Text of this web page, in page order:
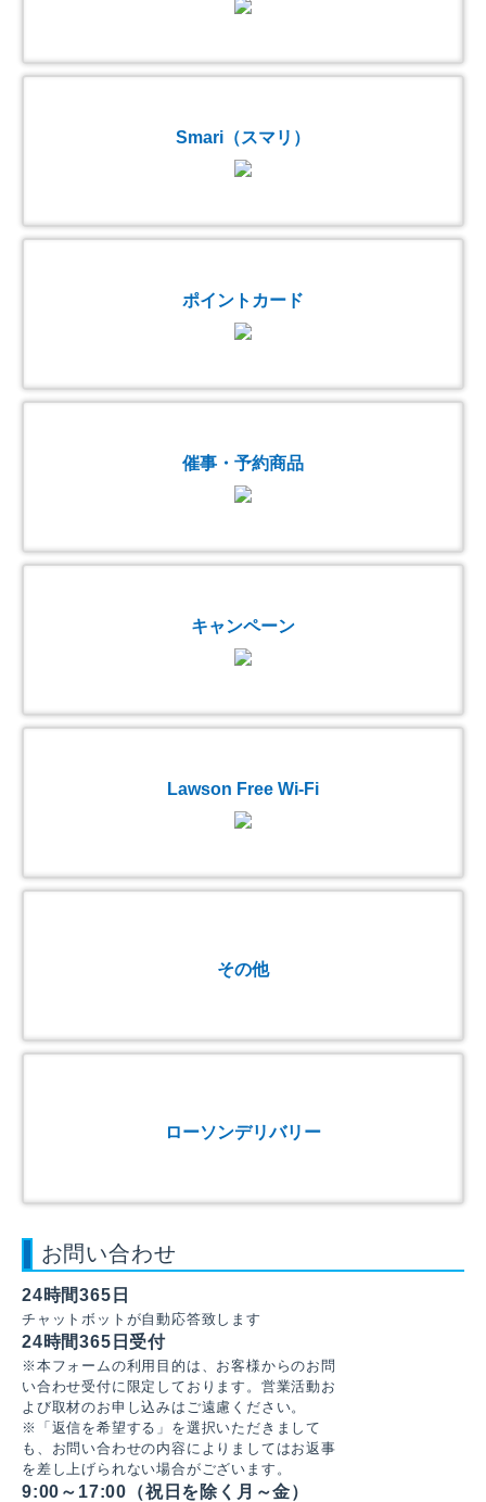
Smari（スマリ）
ポイントカード
催事・予約商品
キャンペーン
Lawson Free Wi-Fi
その他
ローソンデリバリー
お問い合わせ
24時間365日
チャットボットが自動応答致します
24時間365日受付
※本フォームの利用目的は、お客様からのお問
い合わせ受付に限定しております。営業活動お
よび取材のお申し込みはご遠慮ください。
※「返信を希望する」を選択いただきまして
も、お問い合わせの内容によりましてはお返事
を差し上げられない場合がございます。
9:00～17:00（祝日を除く月～金）